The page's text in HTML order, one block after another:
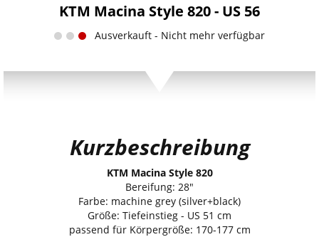
KTM Macina Style 820 - US 56
Ausverkauft - Nicht mehr verfügbar
Kurzbeschreibung
KTM Macina Style 820
Bereifung: 28"
Farbe: machine grey (silver+black)
Größe: Tiefeinstieg - US 51 cm
passend für Körpergröße: 170-177 cm